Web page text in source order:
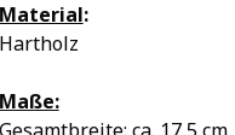
Material:
Hartholz
Maße: